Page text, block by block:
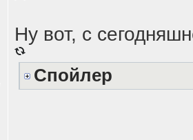
Ну вот, с
Спойлер